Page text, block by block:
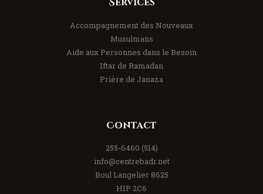
Services
Accompagnement des Nouveaux
Musulmans
Aide aux Personnes dans le Besoin
Iftar de Ramadan
Prière de Janaza
Contact
(514) 255-6460
info@centrebadr.net
8625 Boul Langelier
H1P 2C6